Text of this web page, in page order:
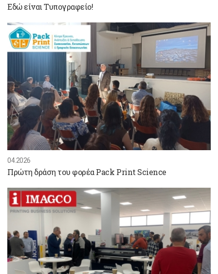
Εδώ είναι Τυπογραφείο!
04.2026
Πρώτη δράση του φορέα Pack Print Science